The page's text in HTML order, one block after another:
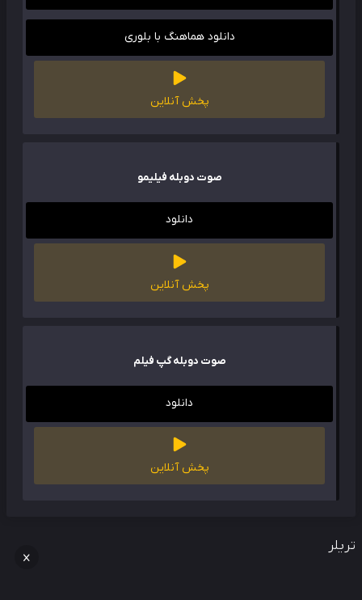
دانلود هماهنگ با بلوری
پخش آنلاین
صوت دوبله فیلیمو
دانلود
پخش آنلاین
صوت دوبله گپ فیلم
دانلود
پخش آنلاین